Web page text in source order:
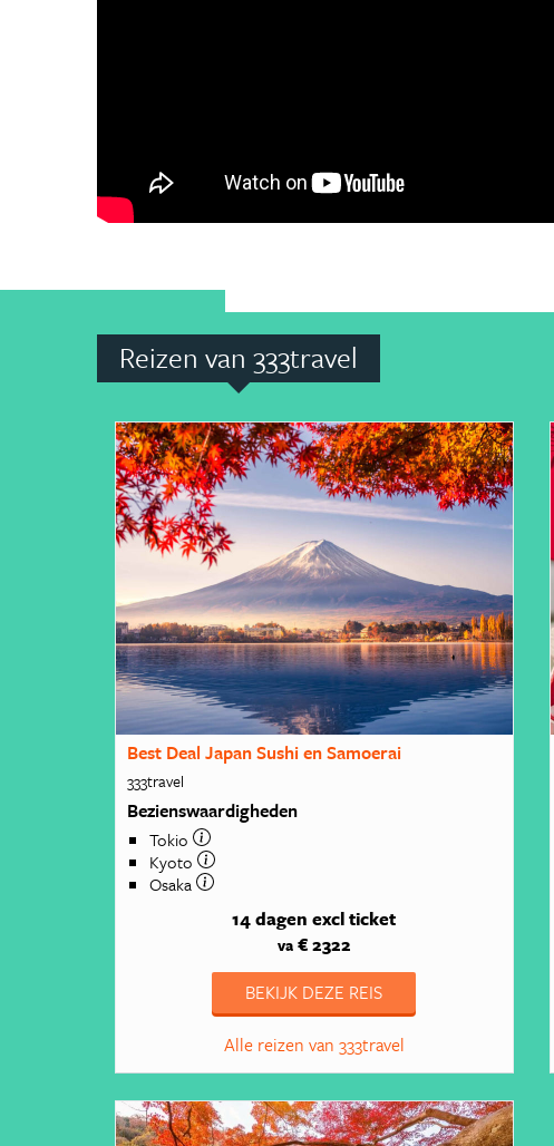
Reizen van 333travel
Best Deal Japan Sushi en Samoerai
333travel
Bezienswaardigheden
Tokio
Kyoto
Osaka
14 dagen excl ticket
va€ 2322
BEKIJK DEZE REIS
Alle reizen van 333travel